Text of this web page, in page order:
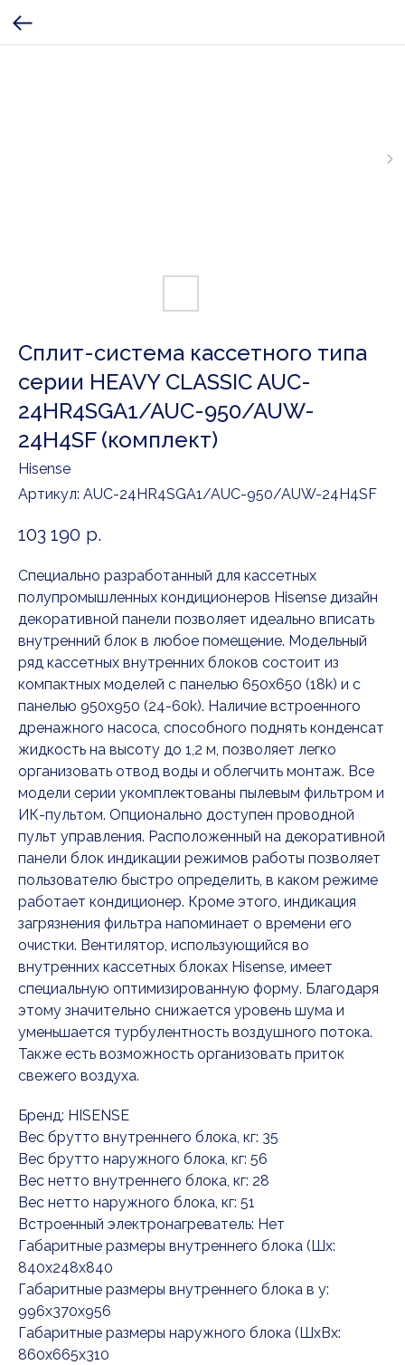
Сплит-система кассетного типа
серии HEAVY CLASSIC AUC-
24HR4SGA1/AUC-950/AUW-
24H4SF (комплект)
Hisense
Артикул: AUC-24HR4SGA1/AUC-950/AUW-24H4SF
103 190 р.
Специально разработанный для кассетных
полупромышленных кондиционеров Hisense дизайн
декоративной панели позволяет идеально вписать
внутренний блок в любое помещение. Модельный
ряд кассетных внутренних блоков состоит из
компактных моделей с панелью 650х650 (18k) и с
панелью 950х950 (24-60k). Наличие встроенного
дренажного насоса, способного поднять конденсат
жидкость на высоту до 1,2 м, позволяет легко
организовать отвод воды и облегчить монтаж. Все
модели серии укомплектованы пылевым фильтром и
ИК-пультом. Опционально доступен проводной
пульт управления. Расположенный на декоративной
панели блок индикации режимов работы позволяет
пользователю быстро определить, в каком режиме
работает кондиционер. Кроме этого, индикация
загрязнения фильтра напоминает о времени его
очистки. Вентилятор, использующийся во
внутренних кассетных блоках Hisense, имеет
специальную оптимизированную форму. Благодаря
этому значительно снижается уровень шума и
уменьшается турбулентность воздушного потока.
Также есть возможность организовать приток
свежего воздуха.
Бренд: HISENSE
Вес брутто внутреннего блока, кг: 35
Вес брутто наружного блока, кг: 56
Вес нетто внутреннего блока, кг: 28
Вес нетто наружного блока, кг: 51
Встроенный электронагреватель: Нет
Габаритные размеры внутреннего блока (Шx:
840x248x840
Габаритные размеры внутреннего блока в у:
996x370x956
Габаритные размеры наружного блока (ШxВx:
860x665x310